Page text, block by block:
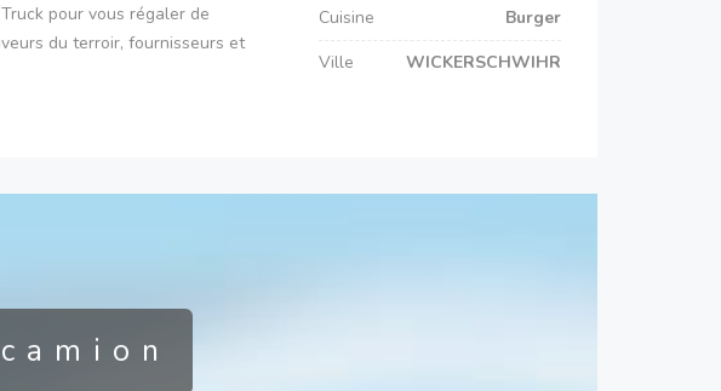
pour vous régaler de
du terroir, fournisseurs et
Cuisine
Burger
Ville
WICKERSCHWIHR